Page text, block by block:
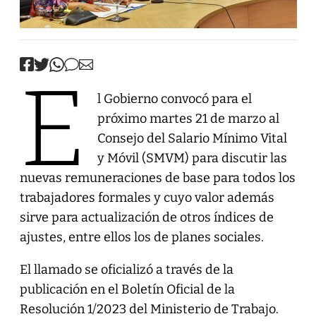
E
l Gobierno convocó para el
próximo martes 21 de marzo al
Consejo del Salario Mínimo Vital
y Móvil (SMVM) para discutir las
nuevas remuneraciones de base para todos los
trabajadores formales y cuyo valor además
sirve para actualización de otros índices de
ajustes, entre ellos los de planes sociales.
El llamado se oficializó a través de la
publicación en el Boletín Oficial de la
Resolución 1/2023 del Ministerio de Trabajo.